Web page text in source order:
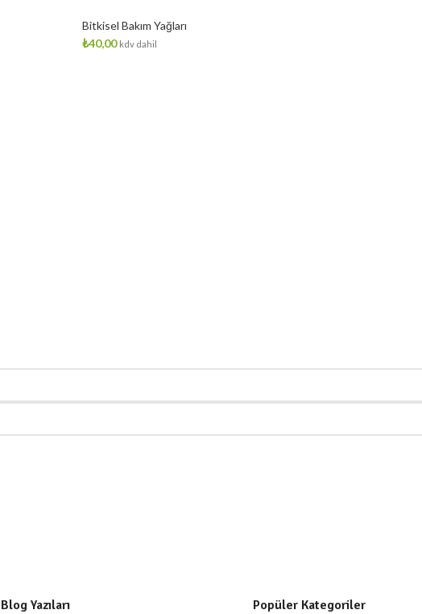
Bitkisel Bakım Yağları
₺40,00 kdv dahil
Blog Yazıları Popüler Kategoriler